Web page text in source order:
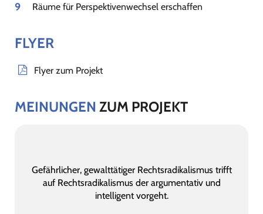
Räume für Perspektivenwechsel erschaffen
FLYER
Flyer zum Projekt
MEINUNGEN ZUM PROJEKT
Gefährlicher, gewalttätiger Rechtsradikalismus trifft
auf Rechtsradikalismus der argumentativ und
intelligent vorgeht.